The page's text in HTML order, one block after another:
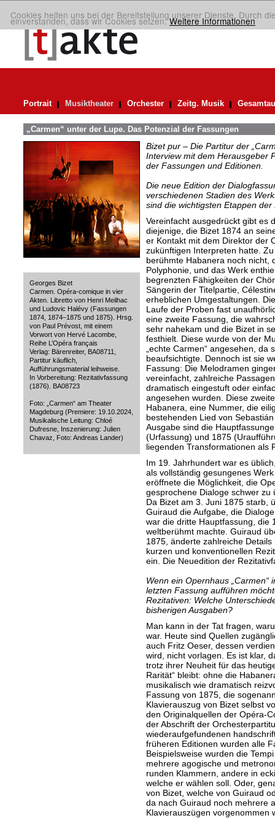
Cookies helfen uns bei der Bereitstellung unserer Dienste. Durch
einverstanden, dass wir Cookies setzen.Weitere Informationen
Portrait Musiktheater Orchester Zeitg. Musik
„Carmen“ unter der Lupe. Das Potenzial der Fassungen
Georges Bizet
Carmen. Opéra-comique in vier
Akten. Libretto von Henri Meilhac
und Ludovic Halévy (Fassungen
1874, 1874–1875 und 1875). Hrsg.
von Paul Prévost, mit einem
Vorwort von Hervé Lacombe,
Reihe L’Opéra français
Verlag: Bärenreiter, BA08711,
Partitur käuflich,
Aufführungsmaterial leihweise.
In Vorbereitung: Rezitativfassung
(1876). BA08723
Foto: „Carmen“ am Theater
Magdeburg (Premiere: 19.10.2024,
Musikalische Leitung: Chloé
Dufresne, Inszenierung: Julien
Chavaz, Foto: Andreas Lander)
Bizet pur – Die Partitur der
Interview mit dem Herausgeber
der Fassungen und Editionen.
Die neue Edition der
verschiedenen Stadien des
sind die wichtigsten Etappen der
Vereinfacht ausgedrückt gibt es
diejenige, die Bizet 1874 an
er Kontakt mit dem Direktor der
zukünftigen Interpreten hatte.
berühmte Habanera noch nicht,
Polyphonie, und das Werk
begrenzten Fähigkeiten der
Sängerin der Titelpartie,
erheblichen Umgestaltungen.
Laufe der Proben fast
eine zweite Fassung, die
sehr nahekam und die Bizet in
festhielt. Diese wurde von der
„echte Carmen“ angesehen, da
beaufsichtigte. Dennoch ist sie
Fassung: Die Melodramen
vereinfacht, zahlreiche
dramatisch eingestuft oder
angesehen wurden. Diese
Habanera, eine Nummer, die
bestehenden Lied von
Ausgabe sind die
(Urfassung) und 1875
liegenden Transformationen als
Im 19. Jahrhundert war es
als vollständig gesungenes
eröffnete die Möglichkeit, die
gesprochene Dialoge schwer
Da Bizet am 3. Juni 1875 starb,
Guiraud die Aufgabe, die
war die dritte Hauptfassung, die
weltberühmt machte. Guiraud
1875, änderte zahlreiche
kurzen und konventionellen
ein. Die Neuedition der
Wenn ein Opernhaus „Carmen“
letzten Fassung aufführen
Rezitativen: Welche
bisherigen Ausgaben?
Man kann in der Tat fragen,
war. Heute sind Quellen
auch Fritz Oeser, dessen
wird, nicht vorlagen. Es ist klar,
trotz ihrer Neuheit für das
Rarität“ bleibt: ohne die
musikalisch wie dramatisch
Fassung von 1875, die
Klavierauszug von Bizet selbst
den Originalquellen der Opéra-
der Abschrift der
wiederaufgefundenen
früheren Editionen wurden alle
Beispielsweise wurden die
mehrere agogische und
runden Klammern, andere in
welche er wählen soll. Oder,
von Bizet, welche von Guiraud
da nach Guiraud noch mehrere
Klavierauszügen vorgenommen